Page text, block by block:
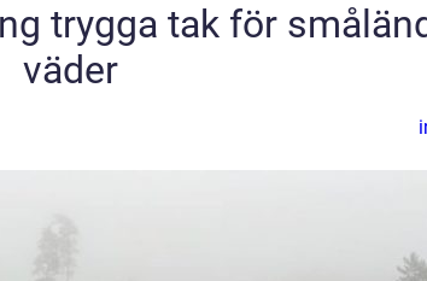
trygga tak för
väder